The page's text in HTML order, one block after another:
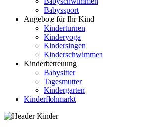
Babyssport
Angebote für Ihr Kind
Kinderturnen
Kinderyoga
Kindersingen
Kinderschwimmen
Kinderbetreuung
Babysitter
Tagesmutter
Kindergarten
Kinderflohmarkt